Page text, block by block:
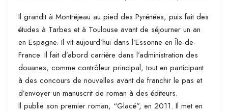
Il grandit à Montréjeau au pied des Pyrénées, puis fait des
études à Tarbes et à Toulouse avant de séjourner un an
en Espagne. Il vit aujourd’hui dans l’Essonne en Île-de-
France. Il fait d’abord carrière dans l’administration des
douanes, comme contrôleur principal, tout en participant
à des concours de nouvelles avant de franchir le pas et
d’envoyer un manuscrit de roman à des éditeurs.
Il publie son premier roman, “Glacé”, en 2011. Il met en